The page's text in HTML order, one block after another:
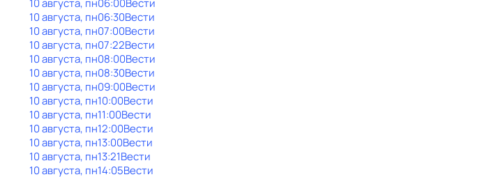
10 августа, пн06:00Вести
10 августа, пн06:30Вести
10 августа, пн07:00Вести
10 августа, пн07:22Вести
10 августа, пн08:00Вести
10 августа, пн08:30Вести
10 августа, пн09:00Вести
10 августа, пн10:00Вести
10 августа, пн11:00Вести
10 августа, пн12:00Вести
10 августа, пн13:00Вести
10 августа, пн13:21Вести
10 августа, пн14:05Вести